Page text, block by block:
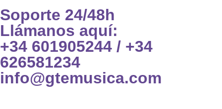
Soporte 24/48h
Llámanos aquí:
+34 601905244 / +34
626581234
info@gtemusica.com